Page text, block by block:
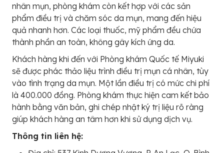
nhân mụn, phòng khám còn kết hợp với các sản
phẩm điều trị và chăm sóc da mụn, mang đến hiệu
quả nhanh hơn. Các loại thuốc, mỹ phẩm đều chứa
thành phần an toàn, không gây kích ứng da.
Khách hàng khi đến với Phòng khám Quốc tế Miyuki
sẽ được phác thảo liệu trình điều trị mụn cá nhân, tùy
vào tình trạng da mụn. Một lần điều trị có mức chi phí
là 400.000 đồng. Phòng khám thực hiện cam kết bảo
hành bằng văn bản, ghi chép nhật ký trị liệu rõ ràng
giúp khách hàng an tâm hơn khi sử dụng dịch vụ.
Thông tin liên hệ: